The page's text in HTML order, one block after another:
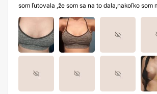
som ľutovala ,že som sa na to dala,nakoľko som